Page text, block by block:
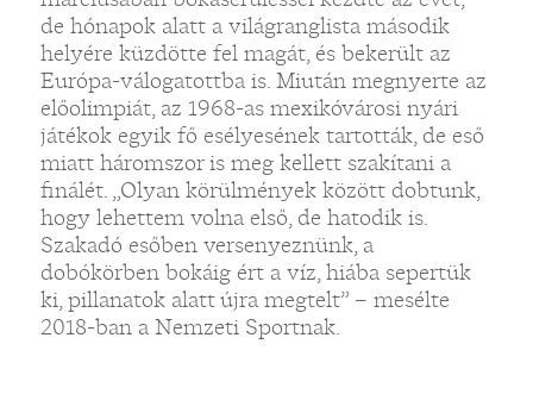
de hónapok alatt a világranglista második
helyére küzdötte fel magát, és bekerült az
Európa-válogatottba is. Miután megnyerte az
előolimpiát, az 1968-as mexikóvárosi nyári
játékok egyik fő esélyesének tartották, de eső
miatt háromszor is meg kellett szakítani a
finálét. „Olyan körülmények között dobtunk,
hogy lehettem volna első, de hatodik is.
Szakadó esőben versenyeznünk, a
dobókörben bokáig ért a víz, hiába sepertük
ki, pillanatok alatt újra megtelt” – mesélte
2018-ban a Nemzeti Sportnak.